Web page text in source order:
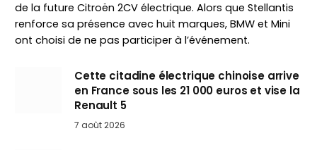
de la future Citroën 2CV électrique. Alors que Stellantis
renforce sa présence avec huit marques, BMW et Mini
ont choisi de ne pas participer à l’événement.
Cette citadine électrique chinoise arrive
en France sous les 21 000 euros et vise la
Renault 5
7 août 2026